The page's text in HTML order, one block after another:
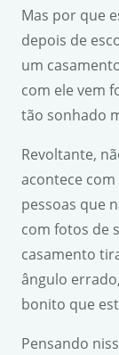
Mas por que
depois de
um
com ele vem
tão sonhado
Revoltante,
acontece
pessoas que
com fotos de
casamento
ângulo
bonito que
Pensando